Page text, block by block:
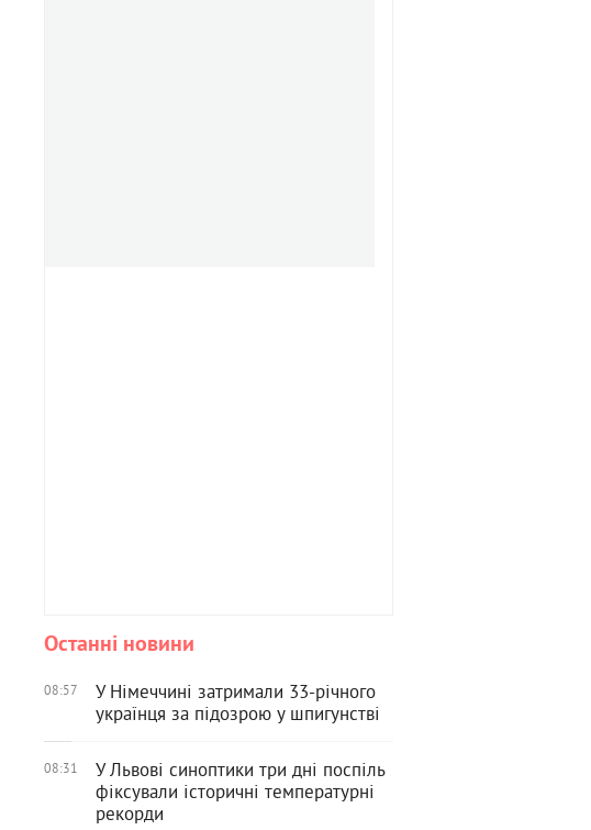
Останні новини
08:57
У Німеччині затримали 33-річного
українця за підозрою у шпигунстві
08:31
У Львові синоптики три дні поспіль
фіксували історичні температурні
рекорди